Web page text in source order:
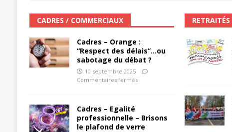
CADRES / COMMERCIAUX
Cadres – Orange :
“Respect des délais”…ou
sabotage du débat ?
10 septembre 2025
Commentaires fermés
Cadres – Egalité
professionnelle – Brisons
le plafond de verre
RETRAITÉS